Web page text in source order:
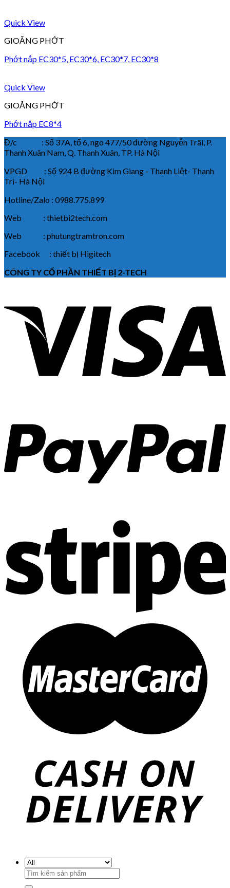
Quick View
GIOĂNG PHỚT
Phớt nắp EC30*5, EC30*6, EC30*7, EC30*8
Quick View
GIOĂNG PHỚT
Phớt nắp EC8*4
Đ/c : Số 37A, tổ 6, ngõ 477/50 đường Nguyễn Trãi, P.
Thanh Xuân Nam, Q. Thanh Xuân, TP. Hà Nội
VPGD : Số 924 B đường Kim Giang - Thanh Liệt- Thanh
Trì- Hà Nội
Hotline/Zalo : 0988.775.899
Web : thietbi2tech.com
Web : phutungtramtron.com
Facebook : thiết bị Higitech
CÔNG TY CỔ PHẦN THIẾT BỊ 2-TECH
Search
for: